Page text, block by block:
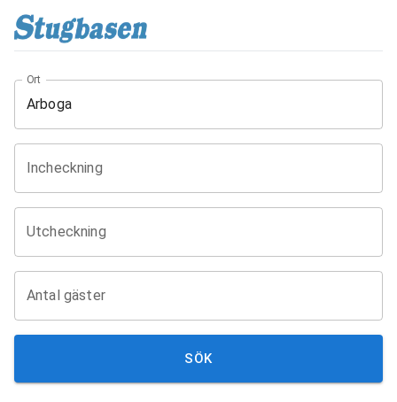
Ort
Incheckning
Utcheckning
Antal gäster
SÖK